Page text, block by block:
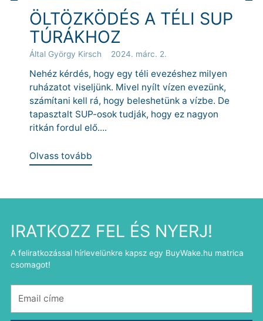
ÖLTÖZKÖDÉS A TÉLI SUP
TÚRÁKHOZ
Által György Kirsch 2024. márc. 2.
Nehéz kérdés, hogy egy téli evezéshez milyen
ruházatot viseljünk. Mivel nyílt vízen evezünk,
számítani kell rá, hogy beleshetünk a vízbe. De
tapasztalt SUP-osok tudják, hogy ez nagyon
ritkán fordul elő....
Olvass tovább
IRATKOZZ FEL ÉS NYERJ!
A feliratkozással hírlevelünkre kapsz egy BuyWake.hu matrica
csomagot!
címe